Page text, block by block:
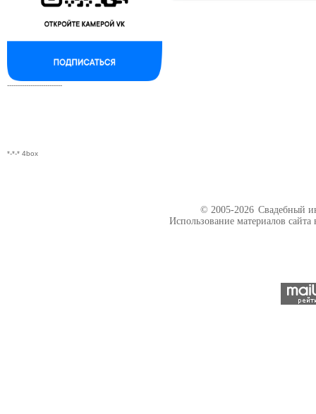
--------------------------
*-*-* 4box
© 2005-2026 Свадебный
Использование материалов